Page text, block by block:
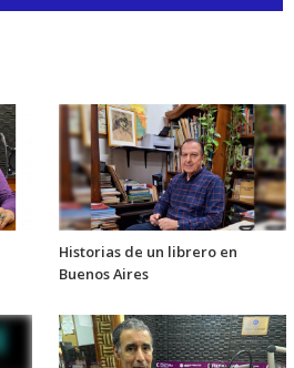
Historias de un librero en
Buenos Aires